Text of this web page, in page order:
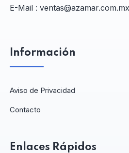
E-Mail : ventas@azamar.com.mx
Información
Aviso de Privacidad
Contacto
Enlaces Rápidos